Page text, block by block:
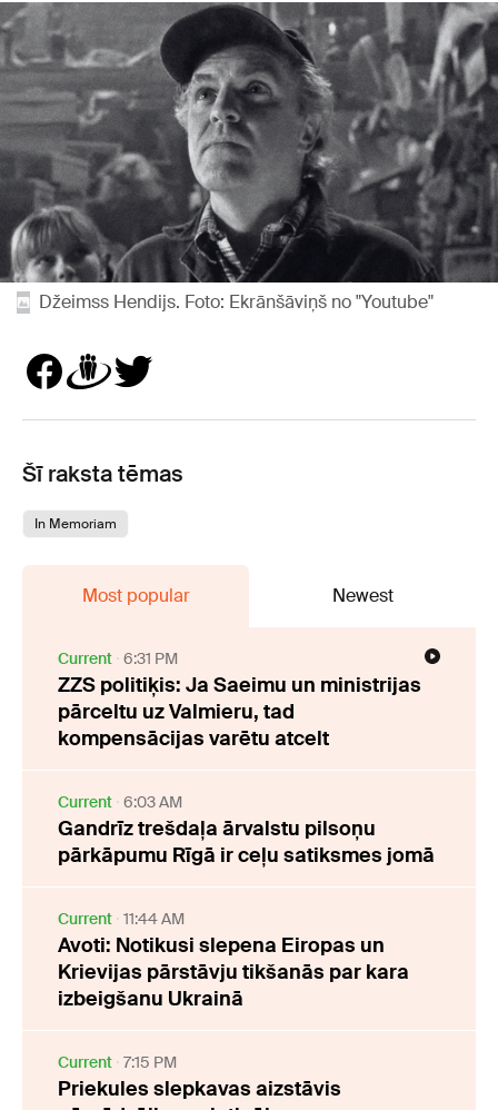
Džeimss Hendijs. Foto: Ekrānšāviņš no "Youtube"
Šī raksta tēmas
In Memoriam
Most popular Newest
Current 6:31 PM
ZZS politiķis: Ja Saeimu un ministrijas
pārceltu uz Valmieru, tad
kompensācijas varētu atcelt
Current 6:03 AM
Gandrīz trešdaļa ārvalstu pilsoņu
pārkāpumu Rīgā ir ceļu satiksmes jomā
Current 11:44 AM
Avoti: Notikusi slepena Eiropas un
Krievijas pārstāvju tikšanās par kara
izbeigšanu Ukrainā
Current 7:15 PM
Priekules slepkavas aizstāvis